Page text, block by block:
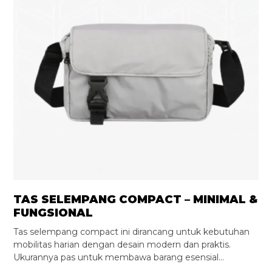
TAS SELEMPANG COMPACT – MINIMAL &
FUNGSIONAL
Tas selempang compact ini dirancang untuk kebutuhan
mobilitas harian dengan desain modern dan praktis.
Ukurannya pas untuk membawa barang esensial…